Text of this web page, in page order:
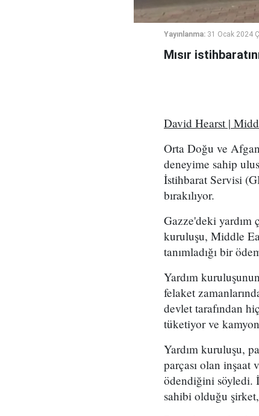
Yayınlanma: 31 Ocak 2024
Mısır
David Hearst |
Orta Doğu ve
deneyime sahip
İstihbarat Servisi
bırakılıyor.
Gazze'deki yardım
kuruluşu, Middle
tanımladığı bir
Yardım
felaket
devlet tarafından
tüketiyor ve
Yardım kuruluşu,
parçası olan
ödendiğini söyledi.
sahibi olduğu